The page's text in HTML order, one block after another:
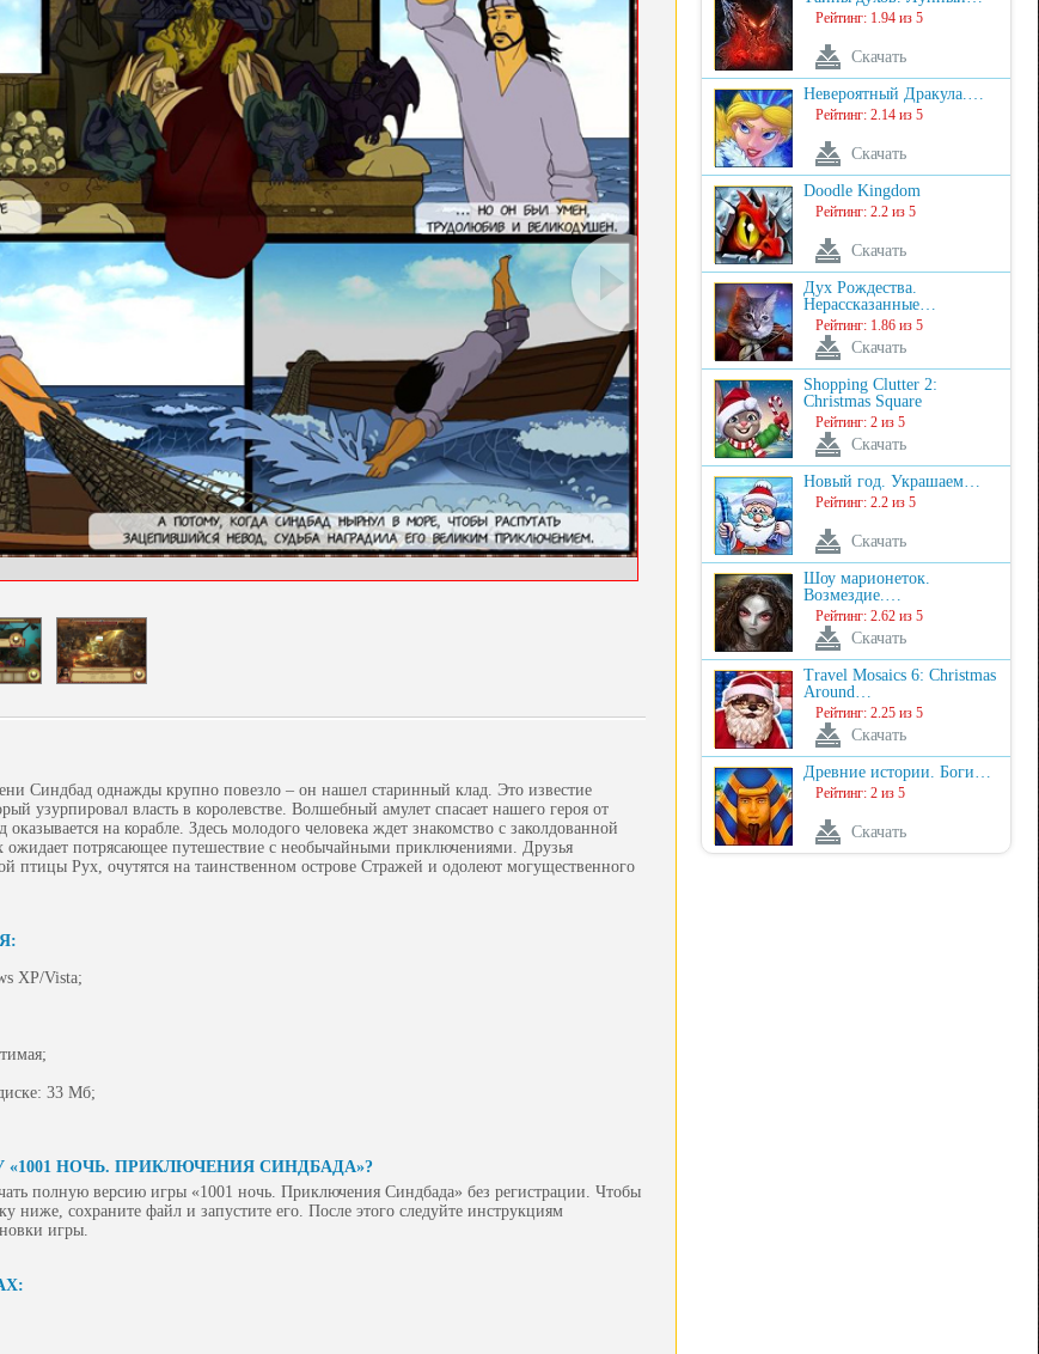
Синдбад однажды крупно повезло – он нашел старинный клад. Это известие
узурпировал власть в королевстве. Волшебный амулет спасает нашего героя от
на корабле. Здесь молодого человека ждет знакомство с заколдованной
потрясающее путешествие с необычайными приключениями. Друзья
птицы Рух, очутятся на таинственном острове Стражей и одолеют могущественного
XP/Vista;
33 Мб;
НОЧЬ. ПРИКЛЮЧЕНИЯ СИНДБАДА»?
полную версию игры «1001 ночь. Приключения Синдбада» без регистрации. Чтобы
ниже, сохраните файл и запустите его. После этого следуйте инструкциям
игры.
Рейтинг: 1.94 из 5
Скачать
Невероятный Дракула.…
Рейтинг: 2.14 из 5
Скачать
Doodle Kingdom
Рейтинг: 2.2 из 5
Скачать
Дух Рождества.
Нерассказанные…
Рейтинг: 1.86 из 5
Скачать
Shopping Clutter 2:
Christmas Square
Рейтинг: 2 из 5
Скачать
Новый год. Украшаем…
Рейтинг: 2.2 из 5
Скачать
Шоу марионеток.
Возмездие.…
Рейтинг: 2.62 из 5
Скачать
Travel Mosaics 6: Christmas
Around…
Рейтинг: 2.25 из 5
Скачать
Древние истории. Боги…
Рейтинг: 2 из 5
Скачать